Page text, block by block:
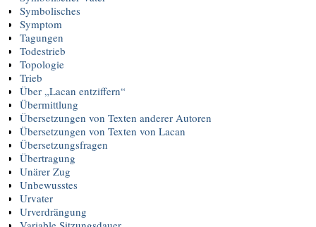
Symbolisches
Symptom
Tagungen
Todestrieb
Topologie
Trieb
Über „Lacan entziffern“
Übermittlung
Übersetzungen von Texten anderer Autoren
Übersetzungen von Texten von Lacan
Übersetzungsfragen
Übertragung
Unärer Zug
Unbewusstes
Urvater
Urverdrängung